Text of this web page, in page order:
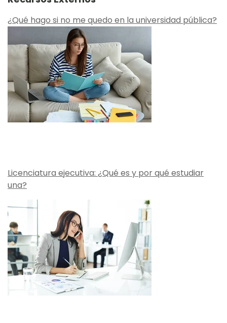
¿Qué hago si no me quedo en la universidad pública?
Licenciatura ejecutiva: ¿Qué es y por qué estudiar
una?